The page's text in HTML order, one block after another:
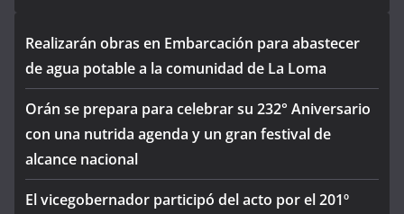
Realizarán obras en Embarcación para abastecer
de agua potable a la comunidad de La Loma
Orán se prepara para celebrar su 232° Aniversario
con una nutrida agenda y un gran festival de
alcance nacional
El vicegobernador participó del acto por el 201º